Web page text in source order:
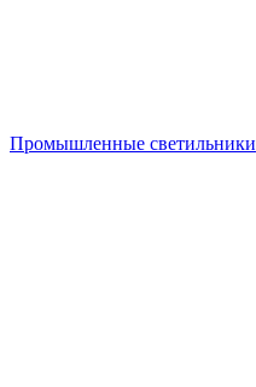
Промышленные светильники